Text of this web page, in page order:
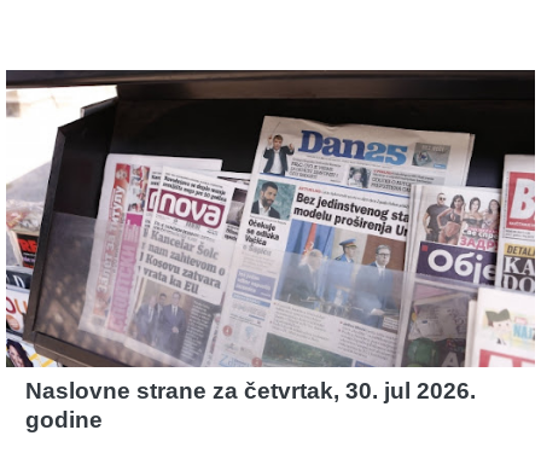
Naslovne strane za četvrtak, 30. jul 2026.
godine